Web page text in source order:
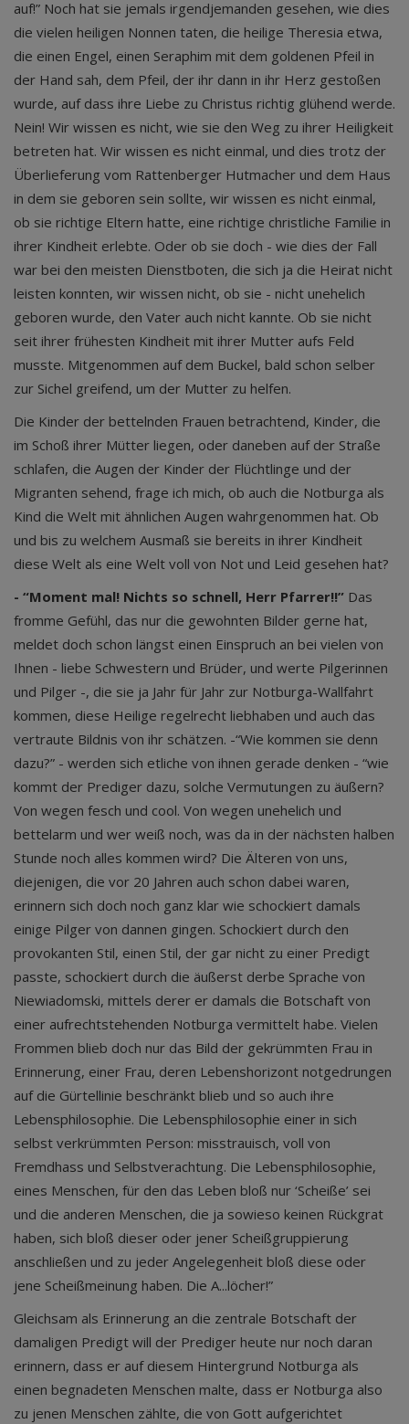
auf!” Noch hat sie jemals irgendjemanden gesehen, wie dies
die vielen heiligen Nonnen taten, die heilige Theresia etwa,
die einen Engel, einen Seraphim mit dem goldenen Pfeil in
der Hand sah, dem Pfeil, der ihr dann in ihr Herz gestoßen
wurde, auf dass ihre Liebe zu Christus richtig glühend werde.
Nein! Wir wissen es nicht, wie sie den Weg zu ihrer Heiligkeit
betreten hat. Wir wissen es nicht einmal, und dies trotz der
Überlieferung vom Rattenberger Hutmacher und dem Haus
in dem sie geboren sein sollte, wir wissen es nicht einmal,
ob sie richtige Eltern hatte, eine richtige christliche Familie in
ihrer Kindheit erlebte. Oder ob sie doch - wie dies der Fall
war bei den meisten Dienstboten, die sich ja die Heirat nicht
leisten konnten, wir wissen nicht, ob sie - nicht unehelich
geboren wurde, den Vater auch nicht kannte. Ob sie nicht
seit ihrer frühesten Kindheit mit ihrer Mutter aufs Feld
musste. Mitgenommen auf dem Buckel, bald schon selber
zur Sichel greifend, um der Mutter zu helfen.
Die Kinder der bettelnden Frauen betrachtend, Kinder, die
im Schoß ihrer Mütter liegen, oder daneben auf der Straße
schlafen, die Augen der Kinder der Flüchtlinge und der
Migranten sehend, frage ich mich, ob auch die Notburga als
Kind die Welt mit ähnlichen Augen wahrgenommen hat. Ob
und bis zu welchem Ausmaß sie bereits in ihrer Kindheit
diese Welt als eine Welt voll von Not und Leid gesehen hat?
- “Moment mal! Nichts so schnell, Herr Pfarrer!!” Das
fromme Gefühl, das nur die gewohnten Bilder gerne hat,
meldet doch schon längst einen Einspruch an bei vielen von
Ihnen - liebe Schwestern und Brüder, und werte Pilgerinnen
und Pilger -, die sie ja Jahr für Jahr zur Notburga-Wallfahrt
kommen, diese Heilige regelrecht liebhaben und auch das
vertraute Bildnis von ihr schätzen. -“Wie kommen sie denn
dazu?” - werden sich etliche von ihnen gerade denken - “wie
kommt der Prediger dazu, solche Vermutungen zu äußern?
Von wegen fesch und cool. Von wegen unehelich und
bettelarm und wer weiß noch, was da in der nächsten halben
Stunde noch alles kommen wird? Die Älteren von uns,
diejenigen, die vor 20 Jahren auch schon dabei waren,
erinnern sich doch noch ganz klar wie schockiert damals
einige Pilger von dannen gingen. Schockiert durch den
provokanten Stil, einen Stil, der gar nicht zu einer Predigt
passte, schockiert durch die äußerst derbe Sprache von
Niewiadomski, mittels derer er damals die Botschaft von
einer aufrechtstehenden Notburga vermittelt habe. Vielen
Frommen blieb doch nur das Bild der gekrümmten Frau in
Erinnerung, einer Frau, deren Lebenshorizont notgedrungen
auf die Gürtellinie beschränkt blieb und so auch ihre
Lebensphilosophie. Die Lebensphilosophie einer in sich
selbst verkrümmten Person: misstrauisch, voll von
Fremdhass und Selbstverachtung. Die Lebensphilosophie,
eines Menschen, für den das Leben bloß nur ‘Scheiße’ sei
und die anderen Menschen, die ja sowieso keinen Rückgrat
haben, sich bloß dieser oder jener Scheißgruppierung
anschließen und zu jeder Angelegenheit bloß diese oder
jene Scheißmeinung haben. Die A...löcher!”
Gleichsam als Erinnerung an die zentrale Botschaft der
damaligen Predigt will der Prediger heute nur noch daran
erinnern, dass er auf diesem Hintergrund Notburga als
einen begnadeten Menschen malte, dass er Notburga also
zu jenen Menschen zählte, die von Gott aufgerichtet